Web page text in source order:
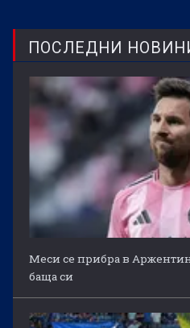
ПОСЛЕДНИ
Меси се прибра в
баща си